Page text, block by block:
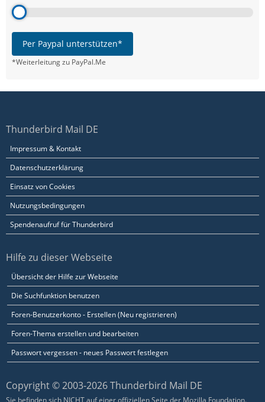
Per Paypal unterstützen*
*Weiterleitung zu PayPal.Me
Thunderbird Mail DE
Impressum & Kontakt
Datenschutzerklärung
Einsatz von Cookies
Nutzungsbedingungen
Spendenaufruf für Thunderbird
Hilfe zu dieser Webseite
Übersicht der Hilfe zur Webseite
Die Suchfunktion benutzen
Foren-Benutzerkonto - Erstellen (Neu registrieren)
Foren-Thema erstellen und bearbeiten
Passwort vergessen - neues Passwort festlegen
Copyright © 2003-2026 Thunderbird Mail DE